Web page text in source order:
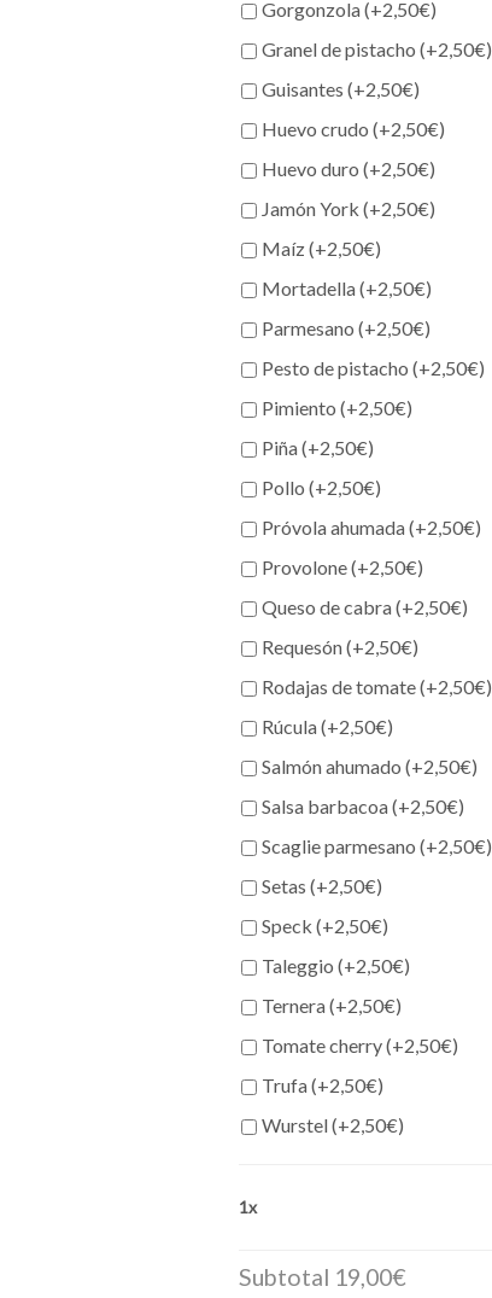
Gorgonzola (+2,50€)
Granel de pistacho (+2,50€)
Guisantes (+2,50€)
Huevo crudo (+2,50€)
Huevo duro (+2,50€)
Jamón York (+2,50€)
Maíz (+2,50€)
Mortadella (+2,50€)
Parmesano (+2,50€)
Pesto de pistacho (+2,50€)
Pimiento (+2,50€)
Piña (+2,50€)
Pollo (+2,50€)
Próvola ahumada (+2,50€)
Provolone (+2,50€)
Queso de cabra (+2,50€)
Requesón (+2,50€)
Rodajas de tomate (+2,50€)
Rúcula (+2,50€)
Salmón ahumado (+2,50€)
Salsa barbacoa (+2,50€)
Scaglie parmesano (+2,50€)
Setas (+2,50€)
Speck (+2,50€)
Taleggio (+2,50€)
Ternera (+2,50€)
Tomate cherry (+2,50€)
Trufa (+2,50€)
Wurstel (+2,50€)
1x
Subtotal 19,00€